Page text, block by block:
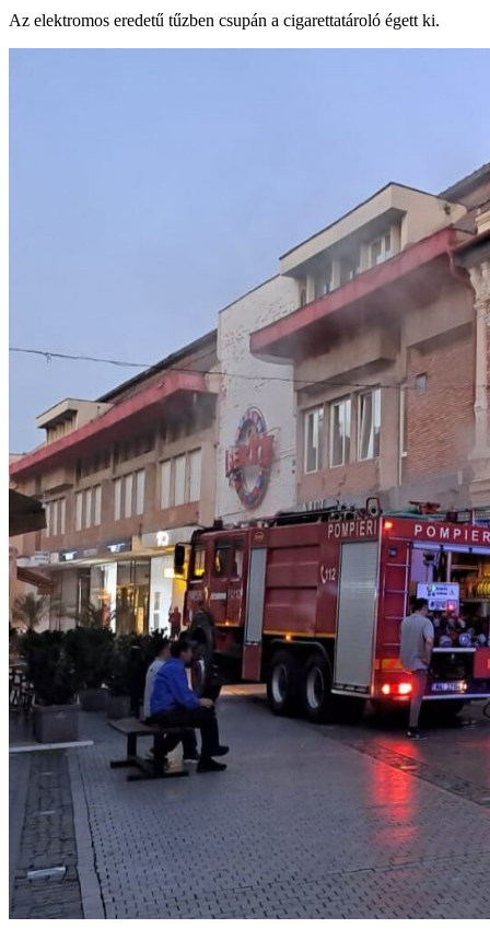
Az elektromos eredetű tűzben csupán a cigarettatároló égett ki.